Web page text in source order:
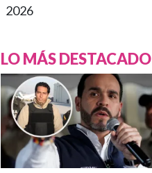
2026
LO MÁS DESTACADO